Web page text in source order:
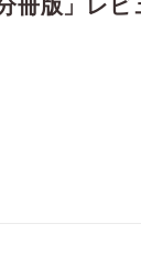
戸惑いつつも鵺に
冊版」レビ